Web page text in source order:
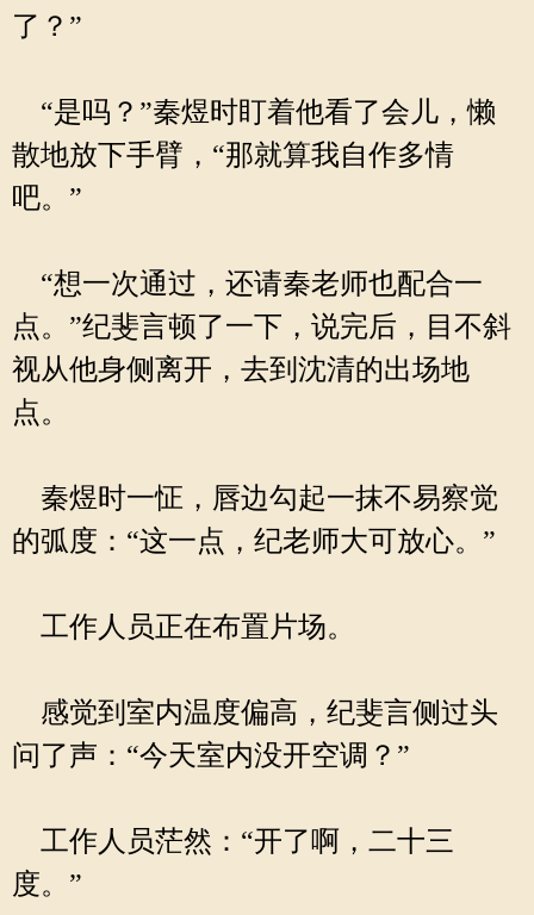
了？”
“是吗？”秦煜时盯着他看了会儿，懒
散地放下手臂，“那就算我自作多情
吧。”
“想一次通过，还请秦老师也配合一
点。”纪斐言顿了一下，说完后，目不斜
视从他身侧离开，去到沈清的出场地
点。
秦煜时一怔，唇边勾起一抹不易察觉
的弧度：“这一点，纪老师大可放心。”
工作人员正在布置片场。
感觉到室内温度偏高，纪斐言侧过头
问了声：“今天室内没开空调？”
工作人员茫然：“开了啊，二十三
度。”